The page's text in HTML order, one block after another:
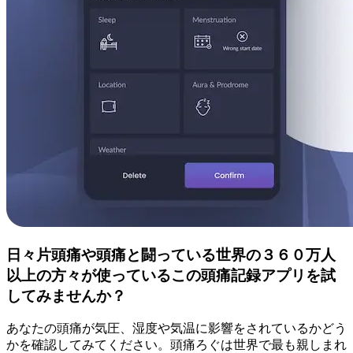
日々片頭痛や頭痛と闘っている世界の３６０万人
以上の方々が使っているこの頭痛記録アプリを試
してみませんか？
あなたの頭痛が気圧、湿度や気温に影響をされているかどう
かを確認してみてください。頭痛ろぐは世界で最も親しまれ